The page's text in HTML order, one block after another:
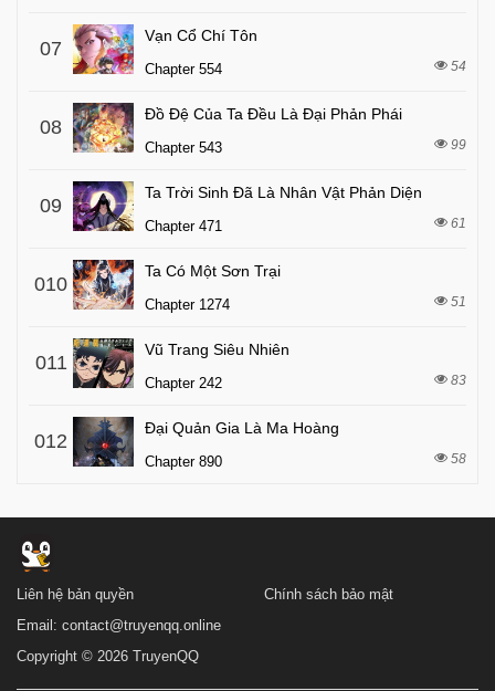
07
Vạn Cổ Chí Tôn
Chapter 554 54
08
Đồ Đệ Của Ta Đều Là Đại Phản Phái
Chapter 543 99
09
Ta Trời Sinh Đã Là Nhân Vật Phản Diện
Chapter 471 61
010
Ta Có Một Sơn Trại
Chapter 1274 51
011
Vũ Trang Siêu Nhiên
Chapter 242 83
012
Đại Quản Gia Là Ma Hoàng
Chapter 890 58
Liên hệ bản quyền
Chính sách bảo mật
Email: contact@truyenqq.online
Copyright © 2026 TruyenQQ